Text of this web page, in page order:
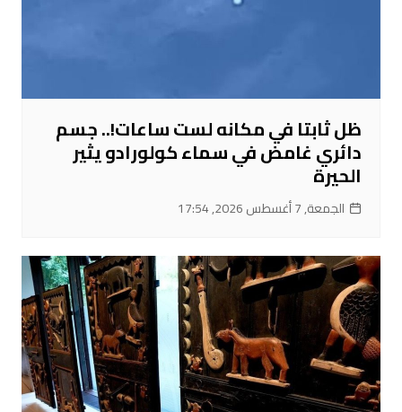
ظل ثابتا في مكانه لست ساعات!.. جسم
دائري غامض في سماء كولورادو يثير
الحيرة
الجمعة, 7 أغسطس 2026, 17:54